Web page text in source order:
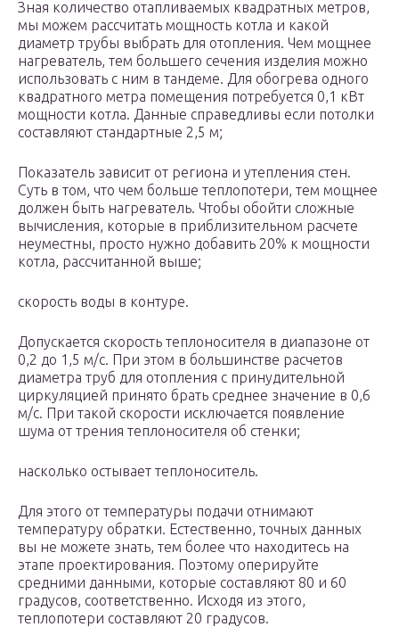
Зная количество отапливаемых квадратных метров,
мы можем рассчитать мощность котла и какой
диаметр трубы выбрать для отопления. Чем мощнее
нагреватель, тем большего сечения изделия можно
использовать с ним в тандеме. Для обогрева одного
квадратного метра помещения потребуется 0,1 кВт
мощности котла. Данные справедливы если потолки
составляют стандартные 2,5 м;
Показатель зависит от региона и утепления стен.
Суть в том, что чем больше теплопотери, тем мощнее
должен быть нагреватель. Чтобы обойти сложные
вычисления, которые в приблизительном расчете
неуместны, просто нужно добавить 20% к мощности
котла, рассчитанной выше;
скорость воды в контуре.
Допускается скорость теплоносителя в диапазоне от
0,2 до 1,5 м/с. При этом в большинстве расчетов
диаметра труб для отопления с принудительной
циркуляцией принято брать среднее значение в 0,6
м/с. При такой скорости исключается появление
шума от трения теплоносителя об стенки;
насколько остывает теплоноситель.
Для этого от температуры подачи отнимают
температуру обратки. Естественно, точных данных
вы не можете знать, тем более что находитесь на
этапе проектирования. Поэтому оперируйте
средними данными, которые составляют 80 и 60
градусов, соответственно. Исходя из этого,
теплопотери составляют 20 градусов.